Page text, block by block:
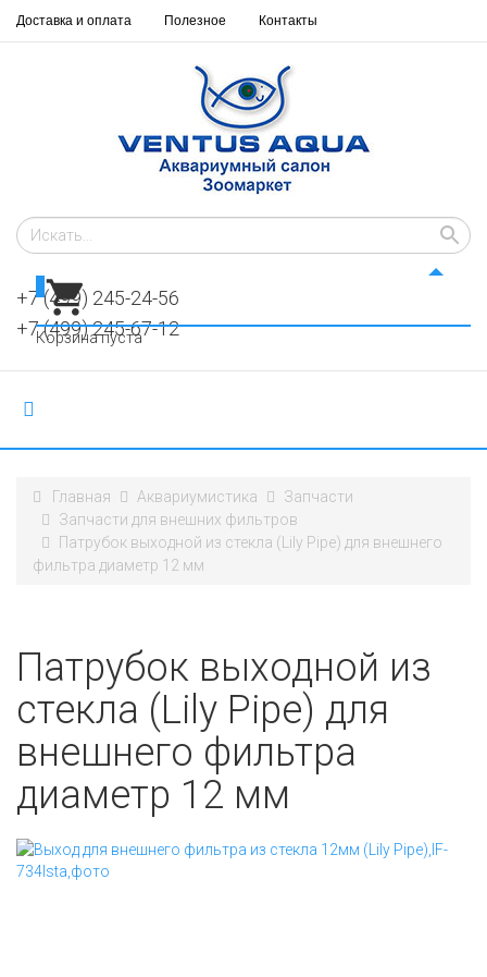
Доставка и оплата Полезное Контакты
+7 (499) 245-24-56
+7 (499) 245-67-12
Корзина пуста
Главная Аквариумистика
Запчасти
Запчасти для внешних фильтров
Патрубок выходной из стекла (Lily Pipe) для внешнего
фильтра диаметр 12 мм
Патрубок выходной из
стекла (Lily Pipe) для
внешнего фильтра
диаметр 12 мм